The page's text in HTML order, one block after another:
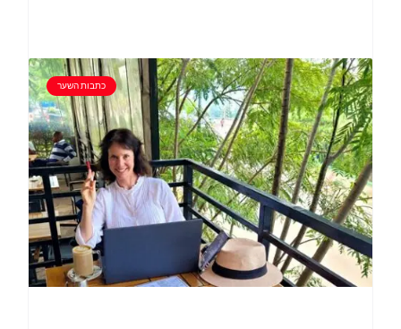
כתבות השער